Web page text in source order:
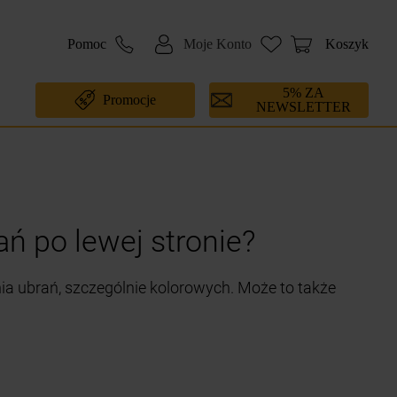
Pomoc Moje Konto Koszyk
Promocje
5% ZA
NEWSLETTER
po lewej stronie?
ubrań, szczególnie kolorowych. Może to także